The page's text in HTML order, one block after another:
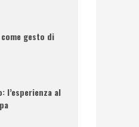
gesto di
l’esperienza al